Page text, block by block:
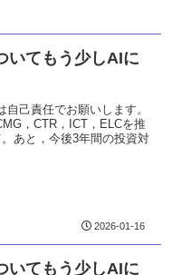
いてもう少しAIに
己責任でお願いします。
，CTR，ICT，ELCを推
あと，今後3年間の投資対
2026-01-16
いてもう少しAIに